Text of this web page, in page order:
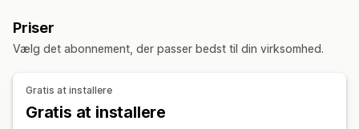
Sidespecifikke effekter
Priser
Vælg det abonnement, der passer bedst til din virksomhed.
Gratis at installere
Gratis at installere